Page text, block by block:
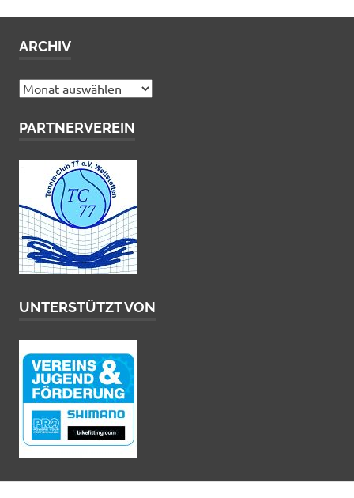
ARCHIV
Archiv
PARTNERVEREIN
UNTERSTÜTZT VON